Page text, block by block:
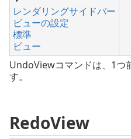
レンダリングサイドバー
ビューの設定
標準
ビュー
UndoViewコマンドは、1つ
す。
RedoView